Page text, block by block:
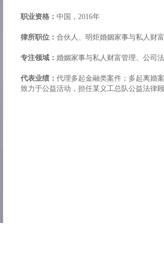
职业资格： 中国，2016年
律所职位： 合伙人、明炬婚姻家事与私人财
专注领域： 婚姻家事与私人财富管理、公司
代表业绩： 代理多起金融类案件；多起离婚
致力于公益活动，担任某义工总队公益法律顾